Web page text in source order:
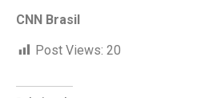
CNN Brasil
Post Views: 20